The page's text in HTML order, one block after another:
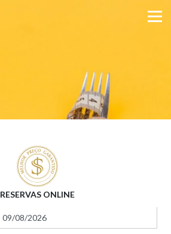
RESERVAS ONLINE